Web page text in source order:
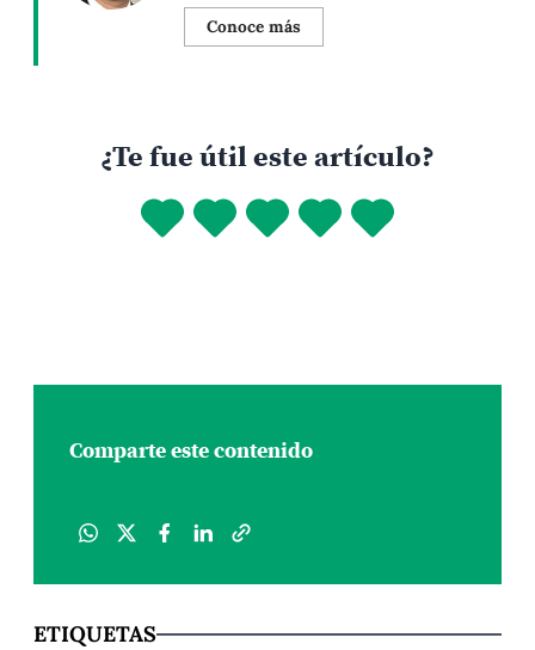
Conoce más
¿Te fue útil este artículo?
Comparte este contenido
ETIQUETAS